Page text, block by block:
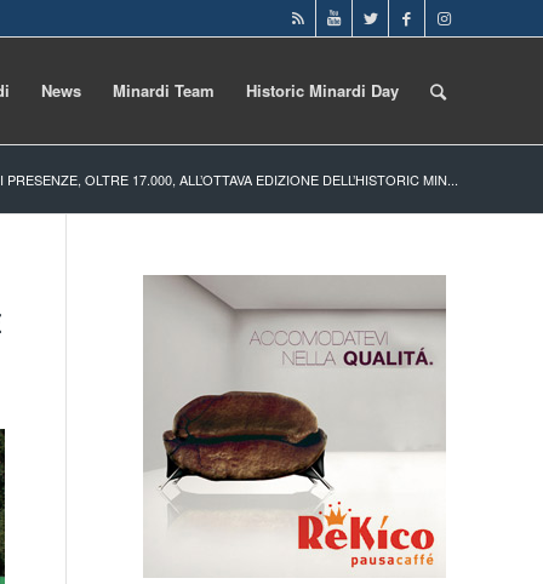
News Minardi Team Historic Minardi Day
PRESENZE, OLTRE 17.000, ALL’OTTAVA EDIZIONE DELL’HISTORIC MIN...